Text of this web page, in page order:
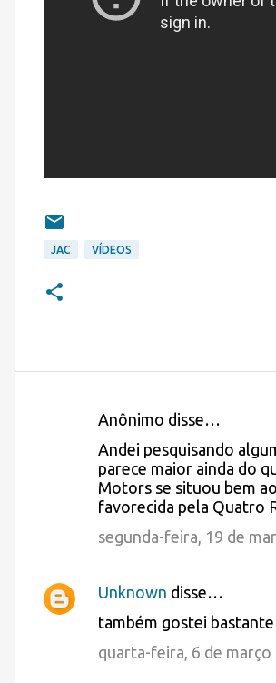
JAC VÍDEOS
á
Anônimo disse…
Andei pesquisando
parece maior ainda do
Motors se situou bem
favorecida pela Quatro
segunda-feira, 19 de
Unknown disse…
também gostei
quarta-feira, 6 de março